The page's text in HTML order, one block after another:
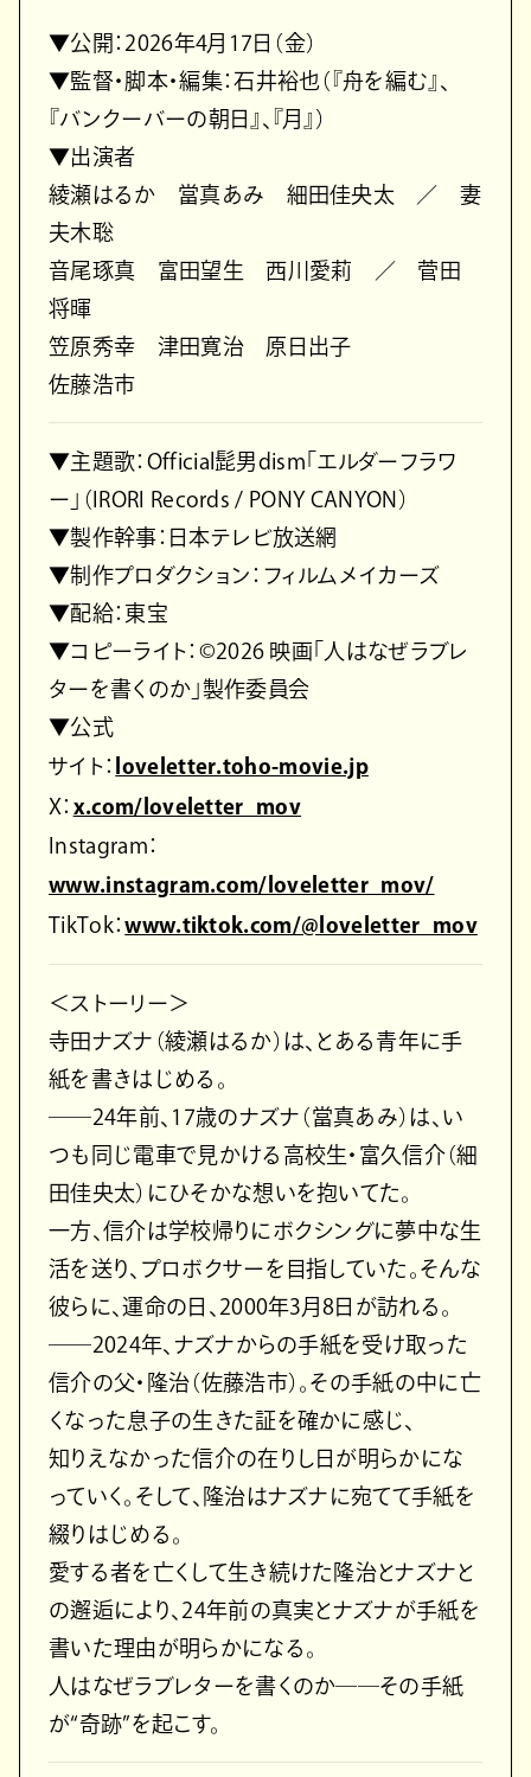
▼公開：2026年4月17日（金）
▼監督・脚本・編集：石井裕也（『舟を編む』、
『バンクーバーの朝日』、『月』）
▼出演者
綾瀬はるか 當真あみ 細田佳央太 ／ 妻
夫木聡
音尾琢真 富田望生 西川愛莉 ／ 菅田
将暉
笠原秀幸 津田寛治 原日出子
佐藤浩市
▼主題歌：Official髭男dism「エルダーフラワ
ー」（IRORI Records / PONY CANYON）
▼製作幹事：日本テレビ放送網
▼制作プロダクション：フィルムメイカーズ
▼配給：東宝
▼コピーライト：©2026 映画「人はなぜラブレ
ターを書くのか」製作委員会
▼公式
サイト： loveletter.toho-movie.jp
X： x.com/loveletter_mov
Instagram：
www.instagram.com/loveletter_mov/
TikTok：www.tiktok.com/@loveletter_mov
＜ストーリー＞
寺田ナズナ（綾瀬はるか）は、とある青年に手
紙を書きはじめる。
――24年前、17歳のナズナ（當真あみ）は、い
つも同じ電車で見かける高校生・富久信介（細
田佳央太）にひそかな想いを抱いてた。
一方、信介は学校帰りにボクシングに夢中な生
活を送り、プロボクサーを目指していた。そんな
彼らに、運命の日、2000年3月8日が訪れる。
――2024年、ナズナからの手紙を受け取った
信介の父・隆治（佐藤浩市）。その手紙の中に亡
くなった息子の生きた証を確かに感じ、
知りえなかった信介の在りし日が明らかにな
っていく。そして、隆治はナズナに宛てて手紙を
綴りはじめる。
愛する者を亡くして生き続けた隆治とナズナと
の邂逅により、24年前の真実とナズナが手紙を
書いた理由が明らかになる。
人はなぜラブレターを書くのか――その手紙
が“奇跡”を起こす。